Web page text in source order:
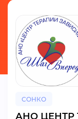
БАЗА
СОНКО
АНО ЦЕНТР